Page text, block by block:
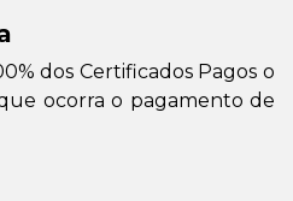
dos Certificados Pagos o
ocorra o pagamento de